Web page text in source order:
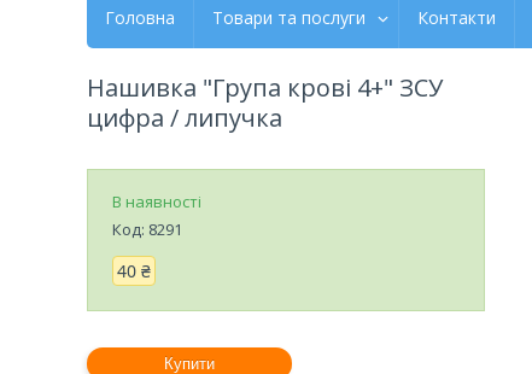
Головна Товари та послуги Контакти
Нашивка "Група крові 4+" ЗСУ
цифра / липучка
В наявності
Код: 8291
40 ₴
Купити